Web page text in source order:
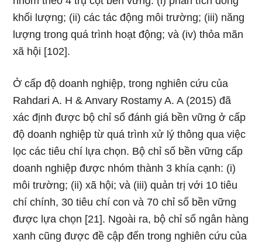
khối lượng; (ii) các tác động môi trường; (iii) năng
lượng trong quá trình hoạt động; và (iv) thỏa mãn
xã hội [102].
Ở cấp độ doanh nghiệp, trong nghiên cứu của
Rahdari A. H & Anvary Rostamy A. A (2015) đã
xác định được bộ chỉ số đánh giá bền vững ở cấp
độ doanh nghiệp từ quá trình xử lý thông qua việc
lọc các tiêu chí lựa chọn. Bộ chỉ số bền vững cấp
doanh nghiệp được nhóm thành 3 khía cạnh: (i)
môi trường; (ii) xã hội; và (iii) quản trị với 10 tiêu
chí chính, 30 tiêu chí con và 70 chỉ số bền vững
được lựa chọn [21]. Ngoài ra, bộ chỉ số ngân hàng
xanh cũng được đề cập đến trong nghiên cứu của